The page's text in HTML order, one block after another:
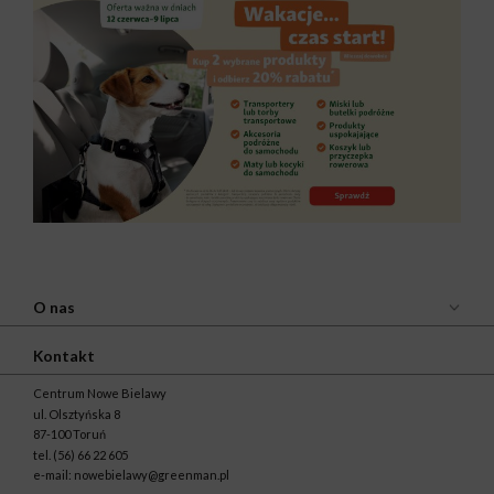
O nas
Kontakt
Centrum Nowe Bielawy
ul. Olsztyńska 8
87-100 Toruń
tel. (56) 66 22 605
e-mail: nowebielawy@greenman.pl